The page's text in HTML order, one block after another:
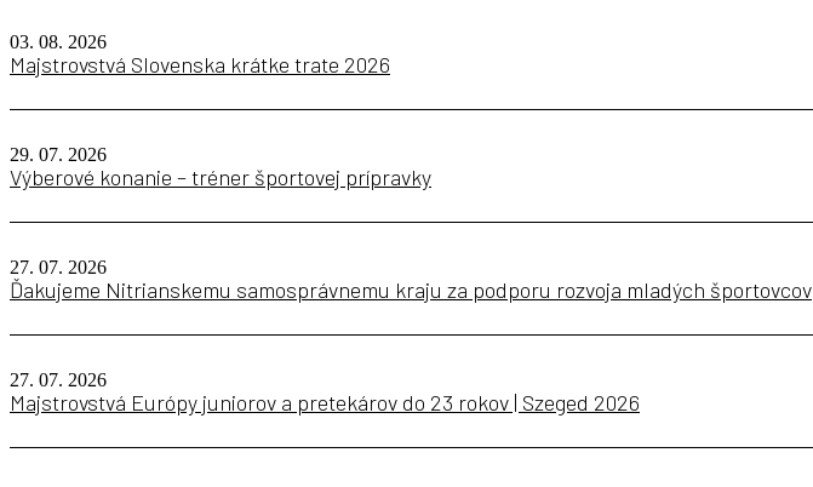
03. 08. 2026
Majstrovstvá Slovenska krátke trate 2026
29. 07. 2026
Výberové konanie – tréner športovej prípravky
27. 07. 2026
Ďakujeme Nitrianskemu samosprávnemu kraju za podporu rozvoja mladých športovcov
27. 07. 2026
Majstrovstvá Európy juniorov a pretekárov do 23 rokov | Szeged 2026